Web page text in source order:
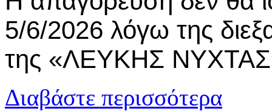
5/6/2026 λόγω της
της «ΛΕΥΚΗΣ
Διαβάστε περισσότερα